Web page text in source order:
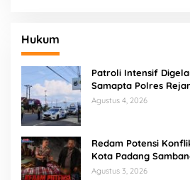
Hukum
Patroli Intensif
Samapta Polres
Berantas Balap Liar
Agustus 4, 2026
Redam Potensi
Kota Padang
Penganiayaan di
Agustus 3, 2026